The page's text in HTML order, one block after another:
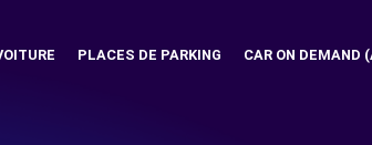
PLACES DE PARKING CAR ON DEMAND